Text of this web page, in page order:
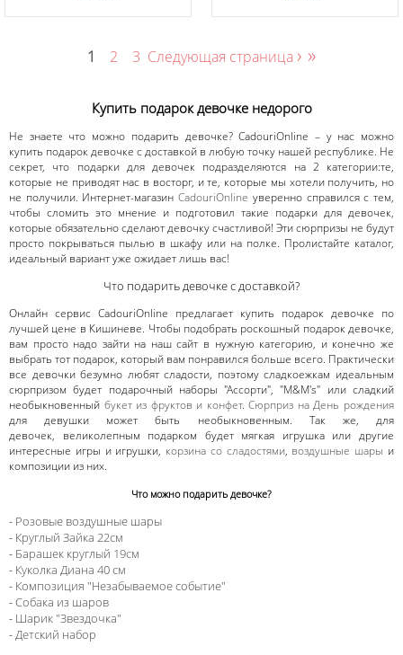
1 2 3 Следующая страница › »
Купить подарок девочке недорого
Не знаете что можно подарить девочке? CadouriOnline – у нас можно
купить подарок девочке с доставкой в любую точку нашей республике. Не
секрет, что подарки для девочек подразделяются на 2 категории:те,
которые не приводят нас в восторг, и те, которые мы хотели получить, но
не получили. Интернет-магазинCadouriOnline уверенно справился с тем,
чтобы сломить это мнение и подготовил такие подарки для девочек,
которые обязательно сделают девочку счастливой! Эти сюрпризы не будут
просто покрываться пылью в шкафу или на полке. Пролистайте каталог,
идеальный вариант уже ожидает лишь вас!
Что подарить девочке с доставкой?
Онлайн сервис CadouriOnline предлагает купить подарок девочке по
лучшей цене в Кишиневе. Чтобы подобрать роскошный подарок девочке,
вам просто надо зайти на наш сайт в нужную категорию, и конечно же
выбрать тот подарок, который вам понравился больше всего. Практически
все девочки безумно любят сладости, поэтому сладкоежкам идеальным
сюрпризом будет подарочный наборы "Ассорти", "M&M's" или сладкий
необыкновенный букет из фруктов и конфет.Сюрприз на День рождения
для девушки может быть необыкновенным. Так же, для
девочек, великолепным подарком будет мягкая игрушка или другие
интересные игры и игрушки, корзина со сладостями, воздушные шары и
композиции из них.
Что можно подарить девочке?
- Розовые воздушные шары
- Круглый Зайка 22см
- Барашек круглый 19см
- Куколка Диана 40 см
- Композиция "Незабываемое событие"
-Собака из шаров
- Шарик "Звездочка"
-Детский набор